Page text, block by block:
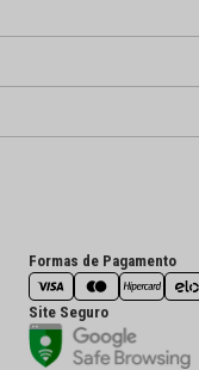
Formas de Pagamento
Site Seguro